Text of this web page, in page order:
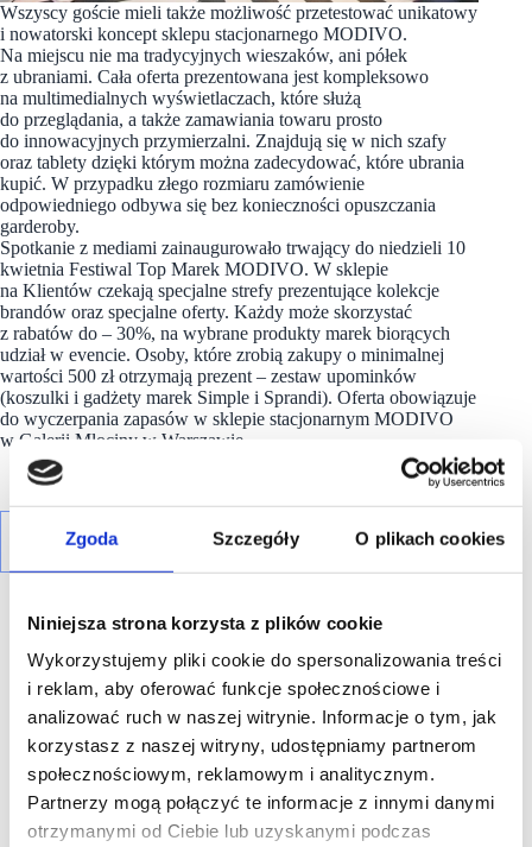
Zgoda Szczegóły O plikach cookies
Niniejsza strona korzysta z plików cookie
Wykorzystujemy pliki cookie do spersonalizowania treści
i reklam, aby oferować funkcje społecznościowe i
analizować ruch w naszej witrynie. Informacje o tym, jak
korzystasz z naszej witryny, udostępniamy partnerom
społecznościowym, reklamowym i analitycznym.
Partnerzy mogą połączyć te informacje z innymi danymi
otrzymanymi od Ciebie lub uzyskanymi podczas
Wszyscy goście mieli także możliwość przetestować unikatowy
i nowatorski koncept sklepu stacjonarnego MODIVO.
Na miejscu nie ma tradycyjnych wieszaków, ani półek
z ubraniami. Cała oferta prezentowana jest kompleksowo
na multimedialnych wyświetlaczach, które służą
do przeglądania, a także zamawiania towaru prosto
do innowacyjnych przymierzalni. Znajdują się w nich szafy
oraz tablety dzięki którym można zadecydować, które ubrania
kupić. W przypadku złego rozmiaru zamówienie
odpowiedniego odbywa się bez konieczności opuszczania
garderoby.
Spotkanie z mediami zainaugurowało trwający do niedzieli 10
kwietnia Festiwal Top Marek MODIVO. W sklepie
na Klientów czekają specjalne strefy prezentujące kolekcje
brandów oraz specjalne oferty. Każdy może skorzystać
z rabatów do – 30%, na wybrane produkty marek biorących
udział w evencie. Osoby, które zrobią zakupy o minimalnej
wartości 500 zł otrzymają prezent – zestaw upominków
(koszulki i gadżety marek Simple i Sprandi). Oferta obowiązuje
do wyczerpania zapasów w sklepie stacjonarnym MODIVO
w Galerii Młociny w Warszawie.
R E K L A M A